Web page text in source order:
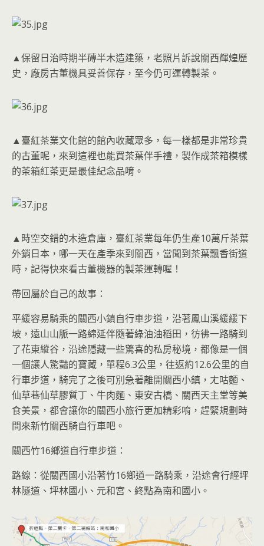
▲保留日治時期半磚半木造建築，老照片訴說關西輝煌歷
史，廠房古董機具妥善保存，至今仍可運轉製茶。
▲臺紅茶業文化館的館內收藏眾多，每一樣都是非常珍貴
的古董呢，來到這裡也能買茶葉伴手禮，製作成茶箱模樣
的茶箱紅茶更是最佳紀念品唷。
▲時空交錯的木造倉庫，臺紅茶業每年仍生產10萬斤茶葉
外銷日本，哪一天在產季來到關西，當聞到茶葉飄香街道
時，記得快來看古董機器的製茶運轉喔！
帶回屬於自己的故事：
平緩容易騎乘的關西小鎮自行車步道，沿著鳳山溪緩緩下
坡，遠山山脈一路綿延伴隨著綠油油稻田，彷彿一路騎到
了花東縱谷，沿途隱藏一些驚喜的私房秘境，都像是一個
一個讓人驚豔的寶藏，單程6.3公里，往返約12.6公里的自
行車步道，騎完了之後可別急著離開關西小鎮，ㄤ咕麵、
仙草巷仙草膠質丁、牛肉麵、東安古橋、關西天主堂等美
食美景，都會讓你的關西小旅行更加精彩唷，趕緊規劃時
間來新竹關西騎自行車吧。
關西竹16鄉道自行車步道：
路線：從關西國小沿著竹16鄉道一路騎乘，沿途會行經坪
林隧道、坪林國小、元和宮、終點為南和國小。